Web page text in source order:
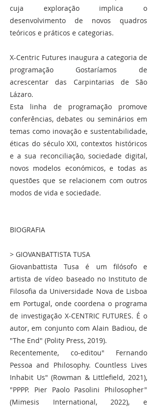
cuja exploração implica o
desenvolvimento de novos quadros
teóricos e práticos e categorias.
X-Centric Futures inaugura a categoria de
programação Gostaríamos de
acrescentar das Carpintarias de São
Lázaro.
Esta linha de programação promove
conferências, debates ou seminários em
temas como inovação e sustentabilidade,
éticas do século XXI, contextos históricos
e a sua reconciliação, sociedade digital,
novos modelos económicos, e todas as
questões que se relacionem com outros
modos de vida e sociedade.
BIOGRAFIA
> GIOVANBATTISTA TUSA
Giovanbattista Tusa é um filósofo e
artista de vídeo baseado no Instituto de
Filosofia da Universidade Nova de Lisboa
em Portugal, onde coordena o programa
de investigação X-CENTRIC FUTURES. É o
autor, em conjunto com Alain Badiou, de
"The End" (Polity Press, 2019).
Recentemente, co-editou" Fernando
Pessoa and Philosophy. Countless Lives
Inhabit Us" (Rowman & Littlefield, 2021),
"PPPP. Pier Paolo Pasolini Philosopher"
(Mimesis International, 2022), e